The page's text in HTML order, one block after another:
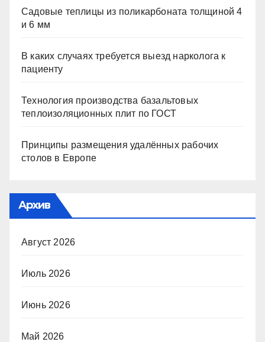
Садовые теплицы из поликарбоната толщиной 4
и 6 мм
В каких случаях требуется выезд нарколога к
пациенту
Технология производства базальтовых
теплоизоляционных плит по ГОСТ
Принципы размещения удалённых рабочих
столов в Европе
Архив
Август 2026
Июль 2026
Июнь 2026
Май 2026